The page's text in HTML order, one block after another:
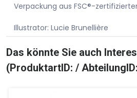
Verpackung aus FSC®-
Illustrator: Lucie Brunellière
Das könnte Sie auch
(ProduktartID: /